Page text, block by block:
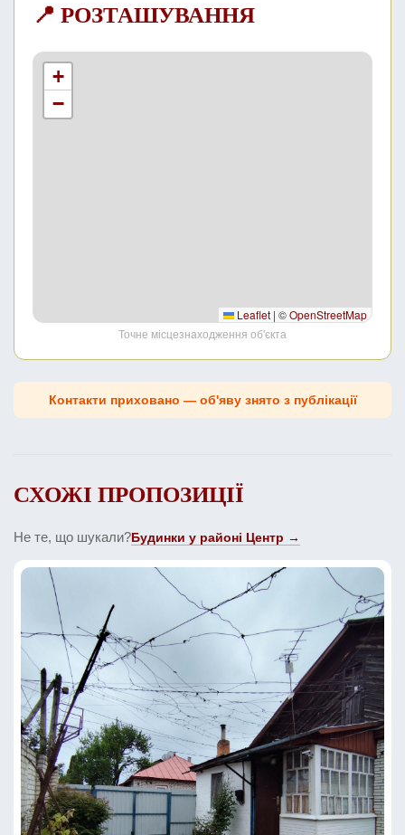
📍 РОЗТАШУВАННЯ
+
−
Leaflet | ©OpenStreetMap
Точне місцезнаходження об'єкта
Контакти приховано — об'яву знято з публікації
СХОЖІ ПРОПОЗИЦІЇ
Не те, що шукали?Будинки у районі Центр →